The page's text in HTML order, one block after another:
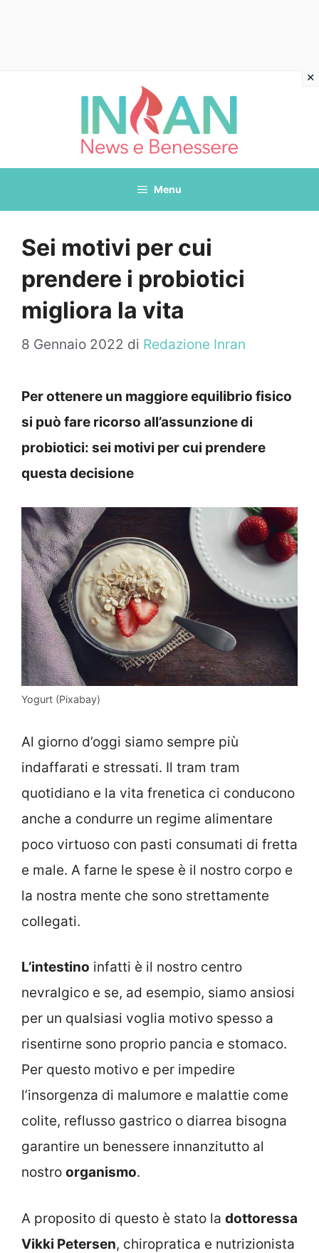
Menu
Sei motivi per cui
prendere i probiotici
migliora la vita
8 Gennaio 2022 di Redazione Inran
Per ottenere un maggiore equilibrio fisico
si può fare ricorso all’assunzione di
probiotici: sei motivi per cui prendere
questa decisione
Yogurt (Pixabay)
Al giorno d’oggi siamo sempre più
indaffarati e stressati. Il tram tram
quotidiano e la vita frenetica ci conducono
anche a condurre un regime alimentare
poco virtuoso con pasti consumati di fretta
e male. A farne le spese è il nostro corpo e
la nostra mente che sono strettamente
collegati.
L’intestino infatti è il nostro centro
nevralgico e se, ad esempio, siamo ansiosi
per un qualsiasi voglia motivo spesso a
risentirne sono proprio pancia e stomaco.
Per questo motivo e per impedire
l’insorgenza di malumore e malattie come
colite, reflusso gastrico o diarrea bisogna
garantire un benessere innanzitutto al
nostro organismo.
A proposito di questo è stato la dottoressa
Vikki Petersen, chiropratica e nutrizionista